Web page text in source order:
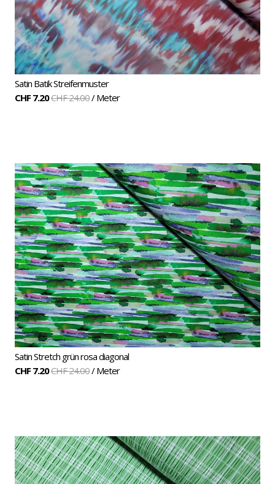
Satin Batik Streifenmuster
CHF 7.20CHF 24.00/ Meter
Satin Stretch grün rosa diagonal
CHF 7.20CHF 24.00/ Meter